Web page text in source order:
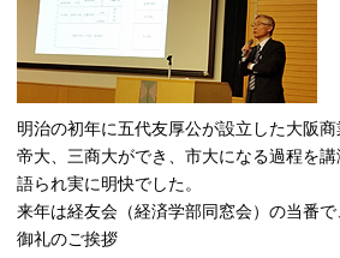
明治の初年に五代友厚公が設立した大阪
帝大、三商大ができ、市大になる過程を
語られ実に明快でした。
来年は経友会（経済学部同窓会）の当番
御礼のご挨拶